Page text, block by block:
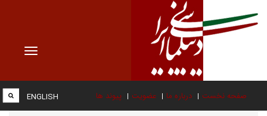
Toggle
صفحه نخست درباره ما عضویت پیوند ها ENGLISH